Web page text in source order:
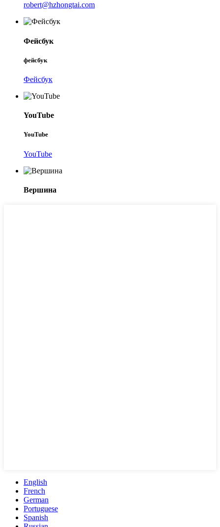
robert@hzhongtai.com
Фейсбук
фейсбук
Фейсбук
YouTube
YouTube
YouTube
Вершина
English
French
German
Portuguese
Spanish